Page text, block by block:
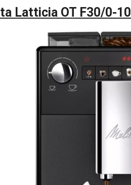
Latticia OT F30/0-